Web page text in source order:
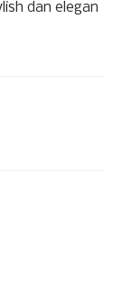
dan elegan